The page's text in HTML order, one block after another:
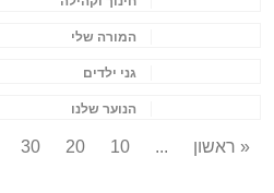
המורה שלי
גני ילדים
הנוער שלנו
« ראשון ...
10
20
30